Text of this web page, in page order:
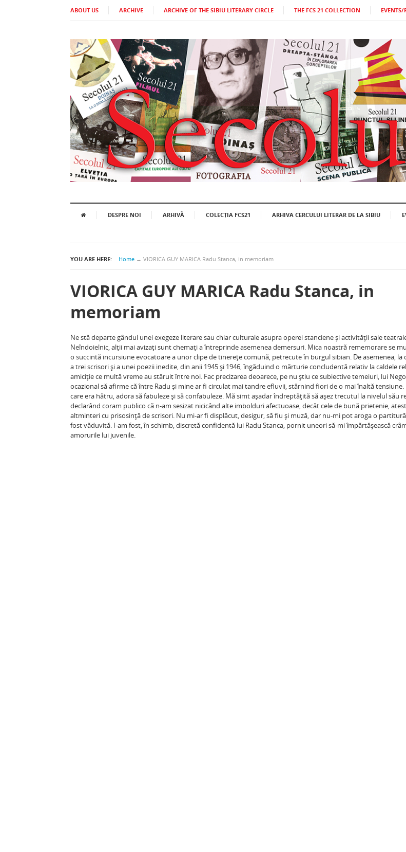
ABOUT US ARCHIVE ARCHIVE OF THE SIBIU LITERARY CIRCLE THE FCS 21 COLLECTION EVENTS/
DESPRE NOI ARHIVĂ COLECȚIA FCS21 ARHIVA CERCULUI LITERAR DE LA SIBIU
YOU ARE HERE: Home → VIORICA GUY MARICA Radu Stanca, in memoriam
VIORICA GUY MARICA Radu Stanca, in
memoriam
Ne stă departe gândul unei exegeze literare sau chiar culturale asupra operei stanciene şi activităţii sale
Neîndoielnic, alţii mai avizaţi sunt chemaţi a întreprinde asemenea demersuri. Mica noastră rememorare se
o succintă incursiune evocatoare a unor clipe de tinereţe comună, petrecute în burgul sibian. De asemenea, la
a trei scrisori şi a unei poezii inedite, din anii 1945 şi 1946, îngăduind o mărturie concludentă relativ la caldele
amiciţie ce multă vreme au stăruit între noi. Fac precizarea deoarece, pe nu ştiu ce subiective temeiuri, lui
ocazional să afirme că între Radu şi mine ar fi circulat mai tandre efluvii, stârnind fiori de o mai înaltă tensiune.
care era hâtru, adora să fabuleze şi să confabuleze. Mă simt aşadar îndreptăţită să aşez trecutul la nivelul său
declarând coram publico că n-am sesizat nicicând alte imbolduri afectuoase, decât cele de bună prietenie,
altminteri cu prisosinţă de scrisori. Nu mi-ar fi displăcut, desigur, să fiu şi muză, dar nu-mi pot aroga o
fost văduvită. I-am fost, în schimb, discretă confidentă lui Radu Stanca, pornit uneori să-mi împărtăşească
amorurile lui juvenile.